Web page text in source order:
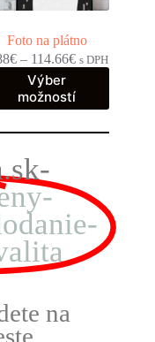
Foto na plátno
€ – 114.66€ s DPH
Výber
možností
na